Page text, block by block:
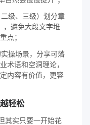
级、三级）划分章
，避免大段文字堆
点；
操场景，分享可落
术语和空洞理论，
内容有价值，更容
轻松
其实只要一开始花